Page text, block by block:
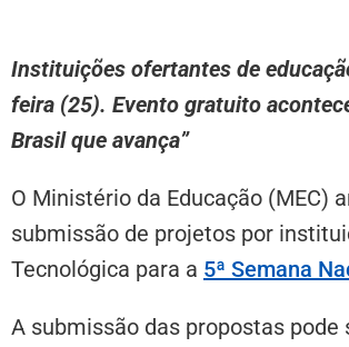
Instituições ofertantes de
feira (25). Evento gratuito
Brasil que avança”
O Ministério da Educação (MEC)
submissão de projetos por
Tecnológica para a 5ª Semana
A submissão das propostas